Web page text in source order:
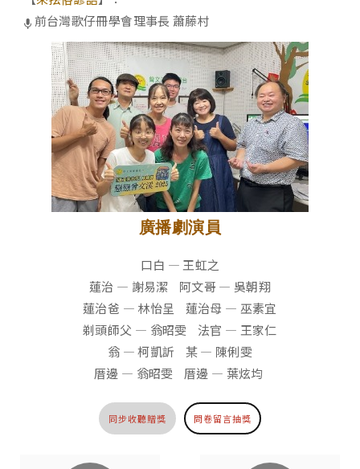
前台灣歌仔冊學會理事長 蕭藤村
廣播劇演員
口白 — 王虹之
蓮治 — 謝易潔 阿文哥 — 吳朝翔
蓮治爸 — 林怡呈 蓮治母 — 巫素宜
剃頭師父 — 翁昭雯 法官 — 王家仁
翁 — 柯凱訢 某 — 陳俐雯
厝邊 — 翁昭雯 厝邊 — 葉炫均
同步收聽贈獎 問卷留言抽獎